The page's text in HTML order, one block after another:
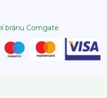
bránu Comgate